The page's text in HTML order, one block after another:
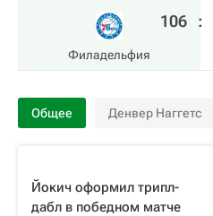
Филадельфия
106 :
Общее Денвер Наггетс
Йокич оформил трипл-
дабл в победном матче